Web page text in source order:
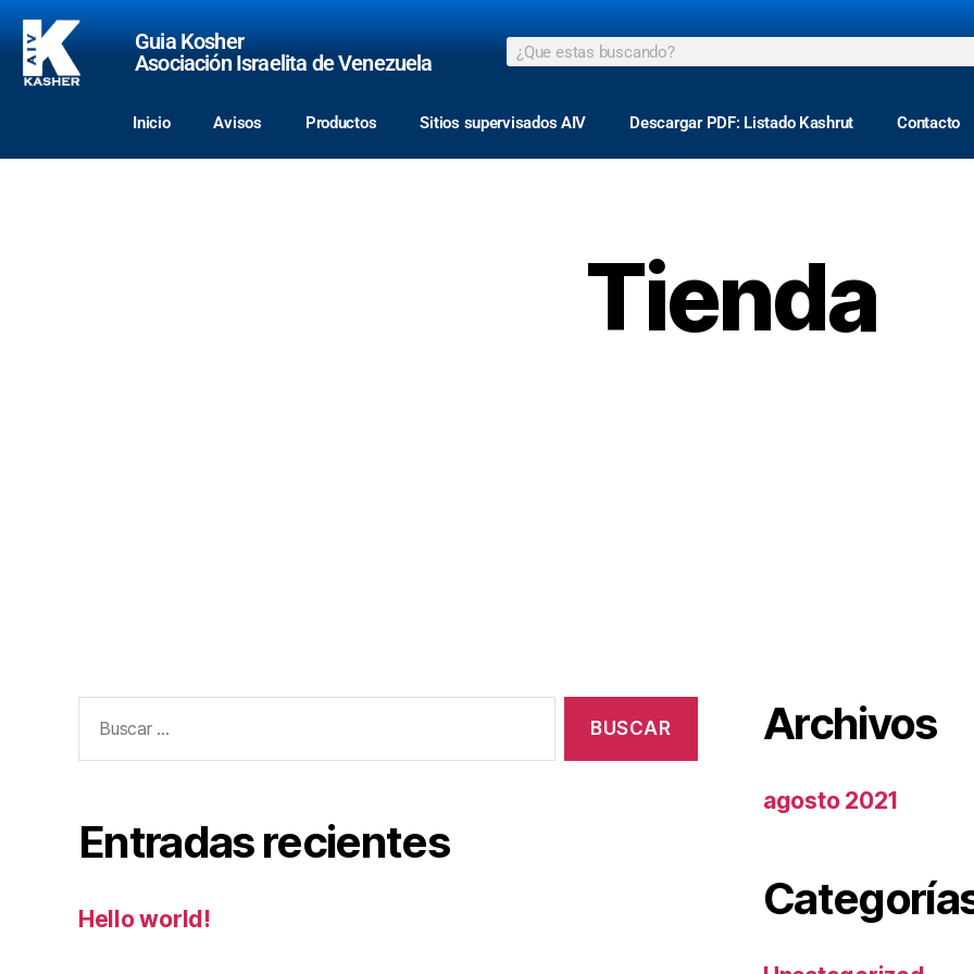
Guia Kosher
Asociación Israelita de Venezuela
Inicio Avisos Productos Sitios supervisados AIV Descargar PDF: Listado Kashrut Contacto
Tienda
Entradas recientes
Hello world!
Archivos
agosto 2021